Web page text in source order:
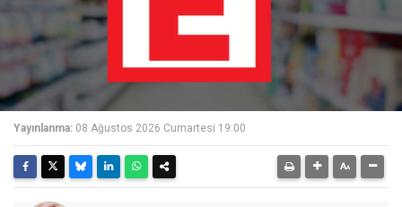
Yayınlanma: 08 Ağustos 2026 Cumartesi 19:00